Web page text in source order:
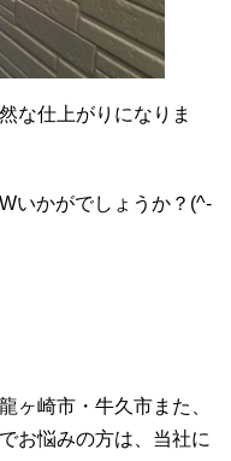
な仕上がりになりま
いかがでしょうか？(^-
ヶ崎市・牛久市また、
お悩みの方は、当社に